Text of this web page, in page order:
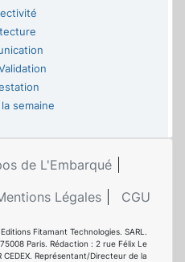
semaine
de L'Embarqué
Légales CGU
Fitamant Technologies. SARL.
Paris. Rédaction : 2 rue Félix Le
CEDEX. Représentant/Directeur de la